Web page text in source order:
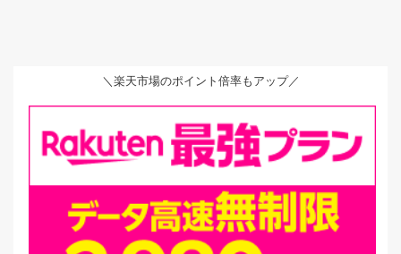
＼楽天市場のポイント倍率もアップ／